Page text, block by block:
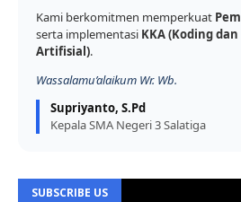
Kami berkomitmen memperkuat
serta implementasi KKA (Koding
Artifisial).
Wassalamu’alaikum Wr. Wb.
Supriyanto, S.Pd
Kepala SMA Negeri 3 Salatiga
SUBSCRIBE US